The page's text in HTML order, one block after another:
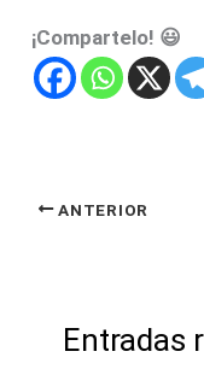
¡Compartelo! 😃
ANTERIOR
Entradas